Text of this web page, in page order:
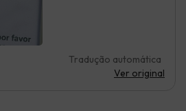
Tradução automática
Ver original